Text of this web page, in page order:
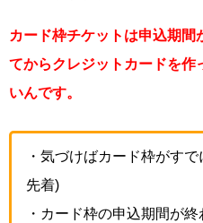
カード枠チケットは申込期
てからクレジットカードを作
いんです。
・気づけばカード枠がす
先着)
・カード枠の申込期間が終